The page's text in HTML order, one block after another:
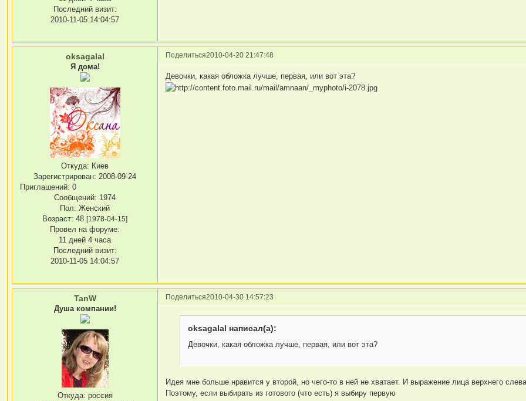
Последний визит:
2010-11-05 14:04:57
Поделиться2010-04-20 21:47:48
oksagalal
Я дома!
Откуда: Киев
Зарегистрирован: 2008-09-24
Приглашений: 0
Сообщений: 1974
Пол: Женский
Возраст: 48[1978-04-15]
Провел на форуме:
11 дней 4 часа
Последний визит:
2010-11-05 14:04:57
Девочки, какая обложка лучше, первая, или вот эта?
Поделиться2010-04-30 14:57:23
TanW
Душа компании!
Откуда: россия
oksagalal написал(а):
Девочки, какая обложка лучше, первая, или вот эта?
Идея мне больше нравится у второй, но чего-то в ней не хватает. И выражение лица верхнего
Поэтому, если выбирать из готового (что есть) я выбиру первую